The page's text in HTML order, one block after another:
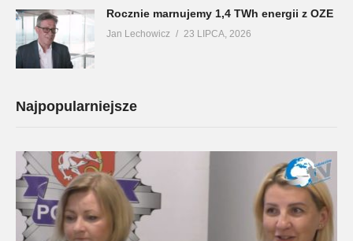
Rocznie marnujemy 1,4 TWh energii z OZE
Jan Lechowicz 23 LIPCA, 2026
Najpopularniejsze